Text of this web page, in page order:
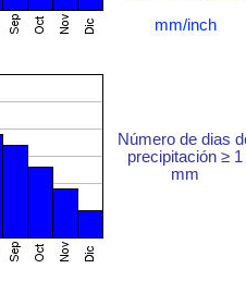
mm/inch
Número de dias
precipitación ≥ 1
mm